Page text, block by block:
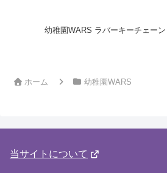
幼稚園WARS ラバーキーチェーン
ホーム 幼稚園WARS
当サイトについて